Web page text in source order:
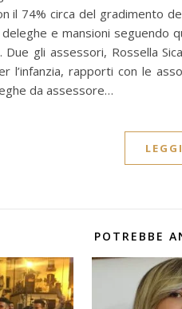
il 74% circa del gradimento
e mansioni seguendo
Due gli assessori, Rossella
l’infanzia, rapporti con le
da assessore…
POTREBBE